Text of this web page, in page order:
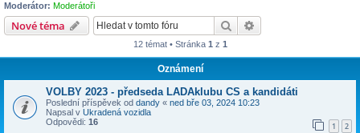
Moderátor: Moderátoři
Nové téma Hledat
12 témat • Stránka 1 z 1
Oznámení
VOLBY 2023 - předseda LADAklubu CS a kandidáti
Poslední příspěvek od dandy « ned bře 03, 2024 10:23
Napsal v Ukradená vozidla
Odpovědi: 16 1 2